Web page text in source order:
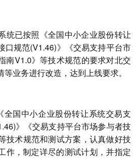
统已按照《全国中小企业股份转让
口规范(V1.46)》《交易支持平台市
南V1.0》等技术规范的要求对北交
业务进行改造，达到上线要求。
全国中小企业股份转让系统交易支
》《交易支持平台市场参与者技
技术规范和测试方案，认真做好技
作，制定详尽的测试计划，并指定